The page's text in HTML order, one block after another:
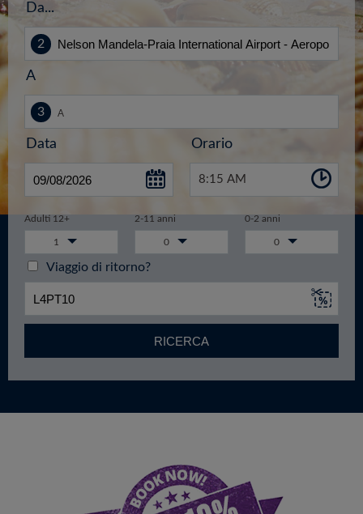
Da...
A
Data Orario
8:15 AM
Adulti 12+ 2-11 anni 0-2 anni
1 0 0
Viaggio di ritorno?
RICERCA